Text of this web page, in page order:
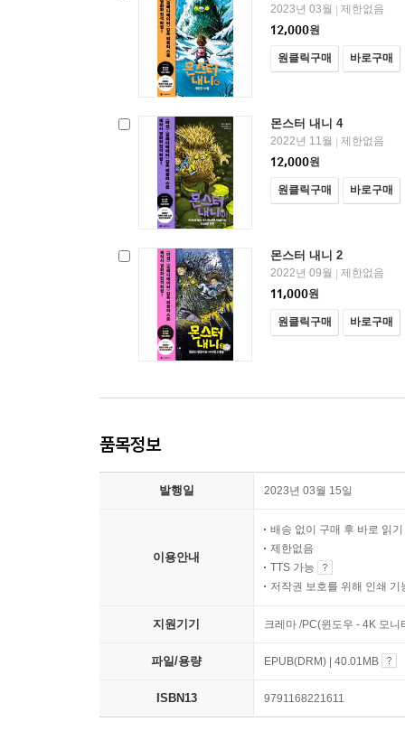
2023년 03월
제한없음
12,000원
원클릭구매 바로구매
몬스터 내니 4
2022년 11월
제한없음
12,000원
원클릭구매 바로구매
몬스터 내니 2
2022년 09월
제한없음
11,000원
원클릭구매 바로구매
품목정보
발행일 2023년 03월 15일
이용안내
배송 없이 구매 후 바로 읽기
제한없음
TTS 가능
저작권 보호를 위해 인쇄 기
지원기기 크레마 /PC(윈도우 - 4K 모
파일/용량 EPUB(DRM) | 40.01MB
ISBN13 9791168221611